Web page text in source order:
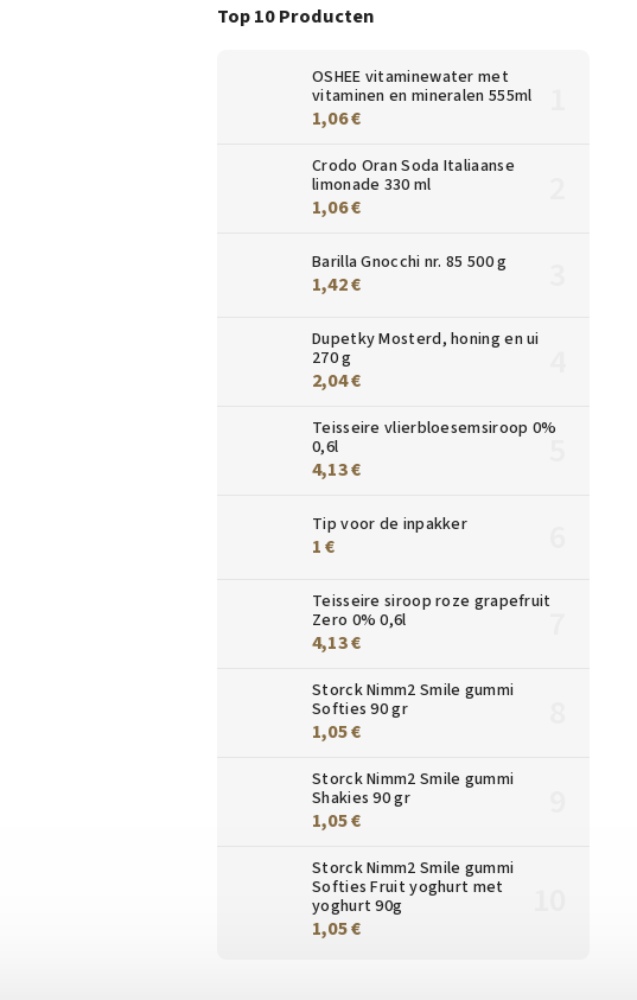
Top 10 Producten
OSHEE vitaminewater met
vitaminen en mineralen 555ml
1,06 €
Crodo Oran Soda Italiaanse
limonade 330 ml
1,06 €
Barilla Gnocchi nr. 85 500 g
1,42 €
Dupetky Mosterd, honing en ui
270 g
2,04 €
Teisseire vlierbloesemsiroop 0%
0,6l
4,13 €
Tip voor de inpakker
1 €
Teisseire siroop roze grapefruit
Zero 0% 0,6l
4,13 €
Storck Nimm2 Smile gummi
Softies 90 gr
1,05 €
Storck Nimm2 Smile gummi
Shakies 90 gr
1,05 €
Storck Nimm2 Smile gummi
Softies Fruit yoghurt met
yoghurt 90g
1,05 €